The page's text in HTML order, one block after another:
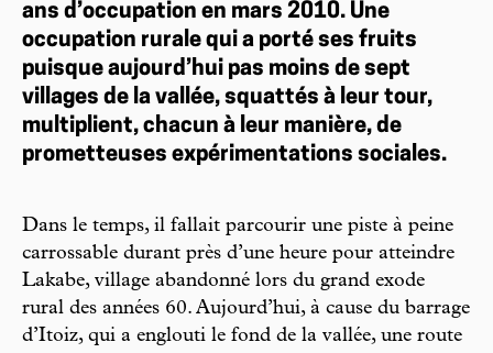
ans d’occupation en mars 2010. Une
occupation rurale qui a porté ses fruits
puisque aujourd’hui pas moins de sept
villages de la vallée, squattés à leur tour,
multiplient, chacun à leur manière, de
prometteuses expérimentations sociales.
Dans le temps, il fallait parcourir une piste à peine
carrossable durant près d’une heure pour atteindre
Lakabe, village abandonné lors du grand exode
rural des années 60. Aujourd’hui, à cause du barrage
d’Itoiz, qui a englouti le fond de la vallée, une route